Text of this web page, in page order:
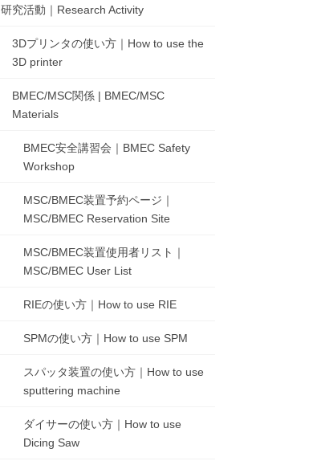
研究活動｜Research Activity
3Dプリンタの使い方｜How to use the
3D printer
BMEC/MSC関係 | BMEC/MSC
Materials
BMEC安全講習会｜BMEC Safety
Workshop
MSC/BMEC装置予約ページ｜
MSC/BMEC Reservation Site
MSC/BMEC装置使用者リスト｜
MSC/BMEC User List
RIEの使い方｜How to use RIE
SPMの使い方｜How to use SPM
スパッタ装置の使い方｜How to use
sputtering machine
ダイサーの使い方｜How to use
Dicing Saw